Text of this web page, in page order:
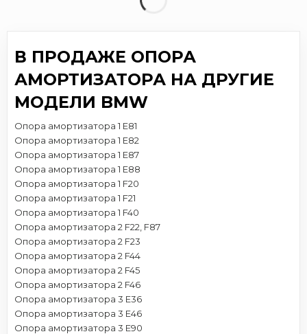
В ПРОДАЖЕ ОПОРА
АМОРТИЗАТОРА НА ДРУГИЕ
МОДЕЛИ BMW
Опора амортизатора 1 E81
Опора амортизатора 1 E82
Опора амортизатора 1 E87
Опора амортизатора 1 E88
Опора амортизатора 1 F20
Опора амортизатора 1 F21
Опора амортизатора 1 F40
Опора амортизатора 2 F22, F87
Опора амортизатора 2 F23
Опора амортизатора 2 F44
Опора амортизатора 2 F45
Опора амортизатора 2 F46
Опора амортизатора 3 E36
Опора амортизатора 3 E46
Опора амортизатора 3 E90